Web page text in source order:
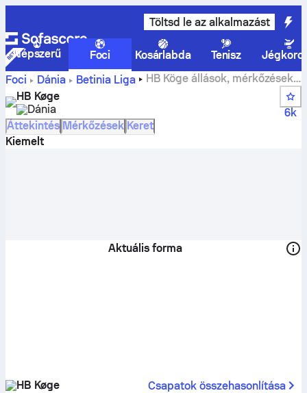
Töltsd le az alkalmazást
Népszerű Foci Kosárlabda Tenisz
Foci
Dánia Betinia Liga
HB Köge állások, mérkőzések,
helyezések és játékosok statisztikái
HB Køge
Dánia
6k
Áttekintés Mérkőzések Keret
Kiemelt
Aktuális forma
HB Køge
Csapatok összehasonlítása